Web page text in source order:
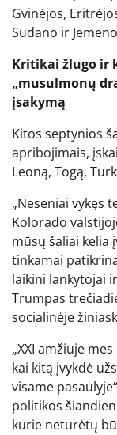
Gvinėjos,
Sudano ir
Kritikai žlugo ir
„musulmonų
įsakymą
Kitos septynios
apribojimais,
Leoną, Togą,
„Neseniai vykęs
Kolorado
mūsų šaliai kelia
tinkamai
laikini lankytojai
Trumpas
socialinėje
„XXI amžiuje
kai kitą įvykdė
visame
politikos
kurie neturėtų